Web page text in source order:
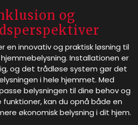
og
en innovativ og praktisk løsning til
Installationen er
og det trådløse system gør det
i hele hjemmet. Med
belysningen til dine behov og
kan du opnå både en
økonomisk belysning i dit hjem.